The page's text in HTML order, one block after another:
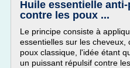
Huile essentielle
contre les poux ...
Le principe consiste à
essentielles sur les cheveux,
poux classique, l'idée étant
un puissant répulsif contre